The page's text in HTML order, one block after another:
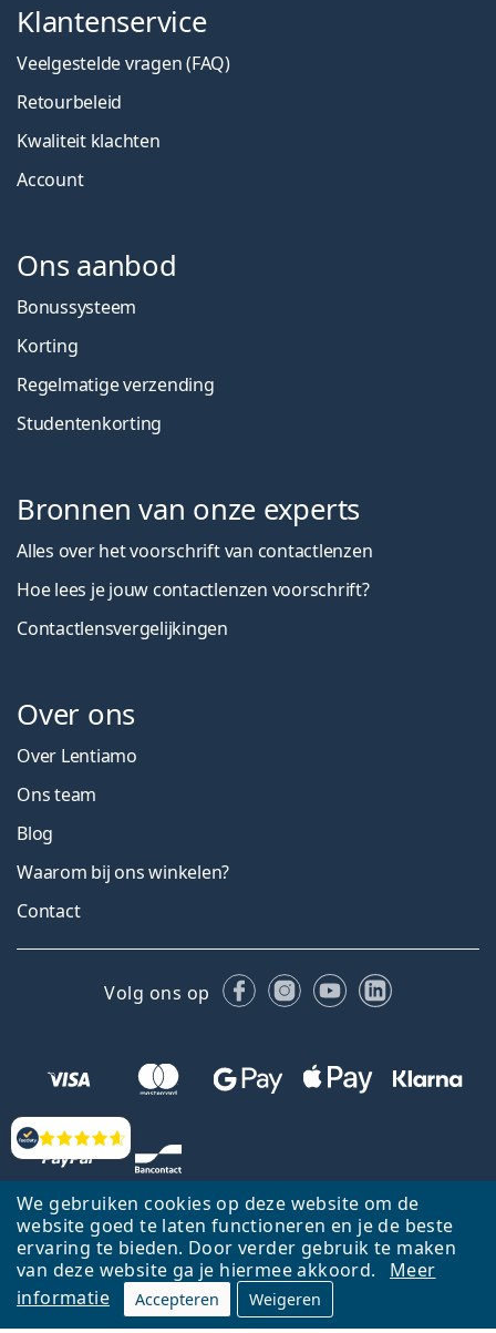
We gebruiken cookies op deze website om de
website goed te laten functioneren en je de beste
ervaring te bieden. Door verder gebruik te maken
van deze website ga je hiermee akkoord.
Meer
informatie
Accepteren Weigeren
Beoordelingen
Klantenservice
Veelgestelde vragen (FAQ)
Retourbeleid
Kwaliteit klachten
Account
Ons aanbod
Bonussysteem
Korting
Regelmatige verzending
Studentenkorting
Bronnen van onze experts
Alles over het voorschrift van contactlenzen
Hoe lees je jouw contactlenzen voorschrift?
Contactlensvergelijkingen
Over ons
Over Lentiamo
Ons team
Blog
Waarom bij ons winkelen?
Contact
Volg ons op FacebookInstagram
YouTubeLinkedIn
Terug naar de homepagina Ga omhoog